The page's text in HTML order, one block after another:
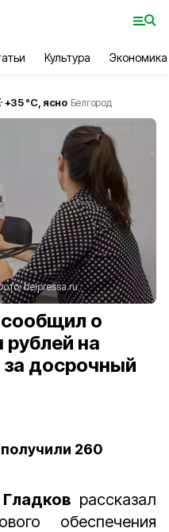
Культура Экономика
+35°С, ясно Белгород
belpressa.ru
сообщил о
рублей на
досрочный
260
рассказал
обеспечения